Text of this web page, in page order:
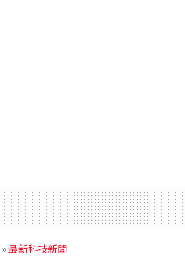
»最新科技新聞